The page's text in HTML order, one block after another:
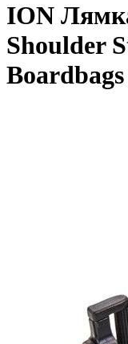
ION
Shoulder